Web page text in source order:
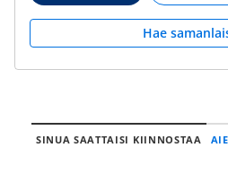
Hae
SINUA SAATTAISI KIINNOSTAA